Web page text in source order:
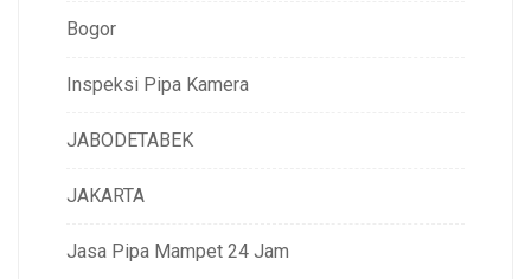
Bogor
Inspeksi Pipa Kamera
JABODETABEK
JAKARTA
Jasa Pipa Mampet 24 Jam